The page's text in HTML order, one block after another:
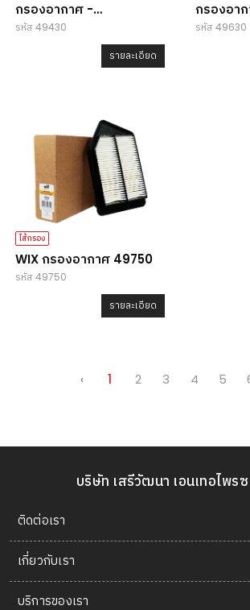
กรองอากาศ -
Lexus/Mitsubishi
รหัส 49430
รายละเอียด
กรองอา
CR-V
รหัส 49630
ไส้กรอง
WIX กรองอากาศ 49750
รหัส 49750
รายละเอียด
‹ 1 2 3 4 5
บริษัท เสรีวัฒนา เอนเทอไพร
ติดต่อเรา
เกี่ยวกับเรา
บริการของเรา